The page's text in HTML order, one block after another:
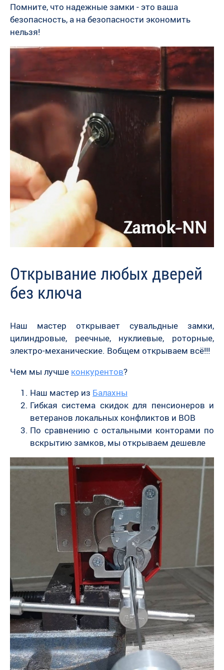
Помните, что надежные замки - это ваша
безопасность, а на безопасности экономить
нельзя!
Открывание любых дверей
без ключа
Наш мастер открывает сувальдные замки,
цилиндровые, реечные, нуклиевые, роторные,
электро-механические. Вобщем открываем всё!!!
Чем мы лучше конкурентов?
Наш мастер из Балахны
Гибкая система скидок для пенсионеров и
ветеранов локальных конфликтов и ВОВ
По сравнению с остальными конторами по
вскрытию замков, мы открываем дешевле